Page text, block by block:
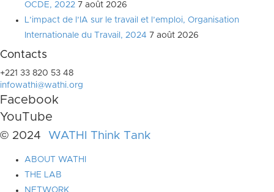
OCDE, 2022 7 août 2026
L’impact de l’IA sur le travail et l’emploi, Organisation
Internationale du Travail, 2024 7 août 2026
Contacts
+221 33 820 53 48
infowathi@wathi.org
Facebook
YouTube
© 2024 WATHI Think Tank
ABOUT WATHI
THE LAB
NETWORK